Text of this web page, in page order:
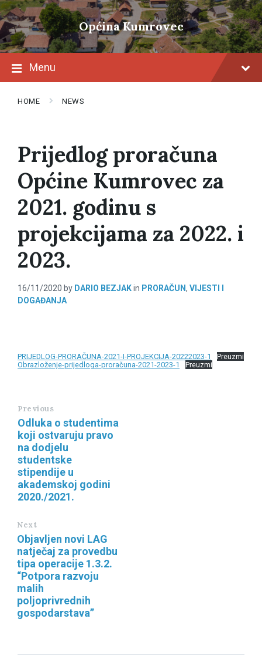
Skip
to
content
Skip
to
main
navigation
Skip
to
footer
Općina Kumrovec
Menu
HOME NEWS
Prijedlog proračuna
Općine Kumrovec za
2021. godinu s
projekcijama za 2022. i
2023.
16/11/2020 by DARIO BEZJAKin PRORAČUN, VIJESTI I
DOGAĐANJA
PRIJEDLOG-PRORAČUNA-2021-I-PROJEKCIJA-20222023-1
Preuzmi
Obrazloženje-prijedloga-proračuna-2021-2023-1
Preuzmi
Previous
Odluka o studentima
koji ostvaruju pravo
na dodjelu
studentske
stipendije u
akademskoj godini
2020./2021.
Next
Objavljen novi LAG
natječaj za provedbu
tipa operacije 1.3.2.
“Potpora razvoju
malih
poljoprivrednih
gospodarstava”